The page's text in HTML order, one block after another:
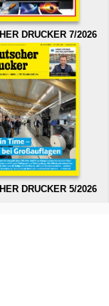
DRUCKER 7/2026
DRUCKER 5/2026